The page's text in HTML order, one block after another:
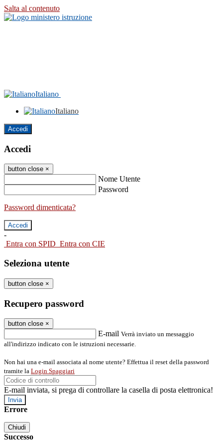
Salta al contenuto
Italiano
Italiano
Accedi
Accedi
button close ×
Nome Utente
Password
Password dimenticata?
-
Entra con SPID Entra con CIE
Seleziona utente
button close ×
Recupero password
button close ×
E-mail Verrà inviato un messaggio
all'indirizzo indicato con le istruzioni necessarie.
Non hai una e-mail associata al nome utente? Effettua il reset della password
tramite la Login Spaggiari
E-mail inviata, si prega di controllare la casella di posta elettronica!
Errore
Chiudi
Successo